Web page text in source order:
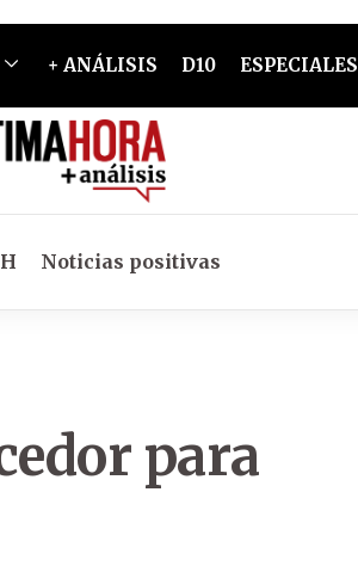
+ ANÁLISIS D10 ESPECIALES
Noticias positivas
para